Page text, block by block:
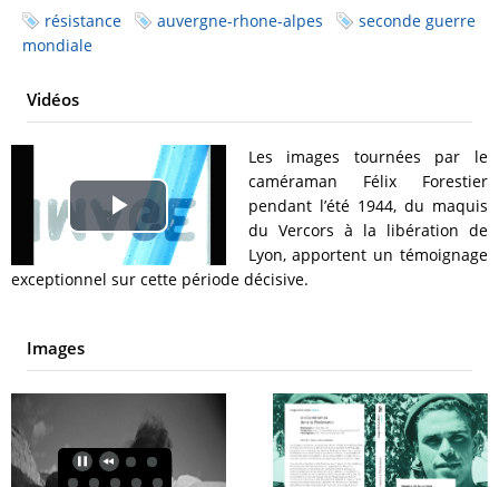
résistance
auvergne-rhone-alpes
seconde guerre
mondiale
Vidéos
Play
Video
Les images tournées par le
caméraman Félix Forestier
pendant l’été 1944, du maquis
du Vercors à la libération de
Lyon, apportent un témoignage
exceptionnel sur cette période décisive.
Images